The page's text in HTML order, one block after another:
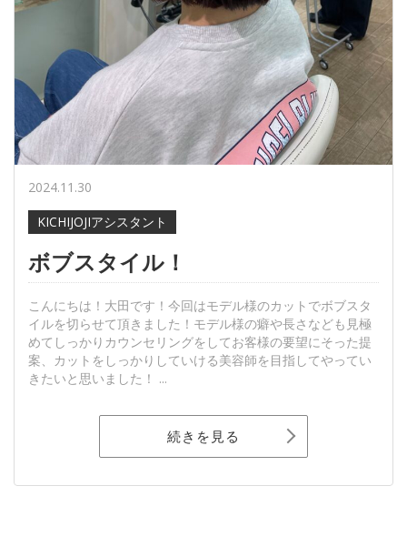
2024.11.30
KICHIJOJIアシスタント
ボブスタイル！
こんにちは！大田です！今回はモデル様のカットでボブスタ
イルを切らせて頂きました！モデル様の癖や長さなども見極
めてしっかりカウンセリングをしてお客様の要望にそった提
案、カットをしっかりしていける美容師を目指してやってい
きたいと思いました！ ...
続きを見る